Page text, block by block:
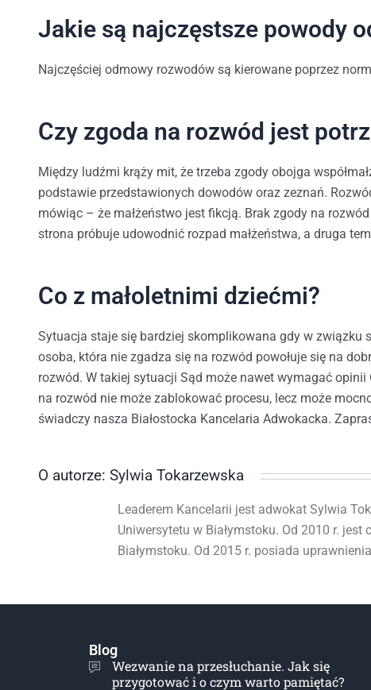
Jakie są najczęstsze powody
Najczęściej odmowy rozwodów są kierowane poprzez
Czy zgoda na rozwód jest
Między ludźmi krąży mit, że trzeba zgody obojga
podstawie przedstawionych dowodów oraz zeznań.
mówiąc – że małżeństwo jest fikcją. Brak zgody na
strona próbuje udowodnić rozpad małżeństwa, a druga
Co z małoletnimi dziećmi?
Sytuacja staje się bardziej skomplikowana gdy w związku
osoba, która nie zgadza się na rozwód powołuje się na
rozwód. W takiej sytuacji Sąd może nawet wymagać
na rozwód nie może zablokować procesu, lecz może
świadczy nasza Białostocka Kancelaria Adwokacka.
O autorze: Sylwia Tokarzewska
Leaderem Kancelarii jest adwokat Sylwia
Uniwersytetu w Białymstoku. Od 2010 r.
Białymstoku. Od 2015 r. posiada
Blog
Wezwanie na przesłuchanie. Jak się
przygotować i o czym warto pamiętać?